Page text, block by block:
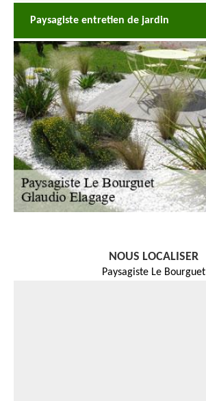
Paysagiste entretien de jardin
NOUS LOCALISER
Paysagiste Le Bourguet